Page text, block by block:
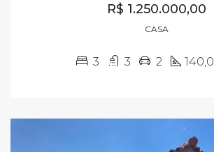
R$ 1.250.000,00
CASA
3 3 2